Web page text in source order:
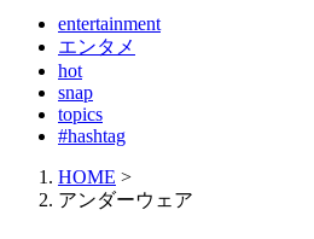
entertainment
エンタメ
hot
snap
topics
#hashtag
HOME >
アンダーウェア